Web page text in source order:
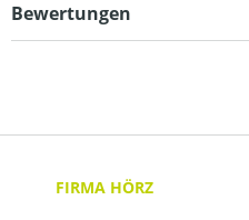
Bewertungen
FIRMA HÖRZ